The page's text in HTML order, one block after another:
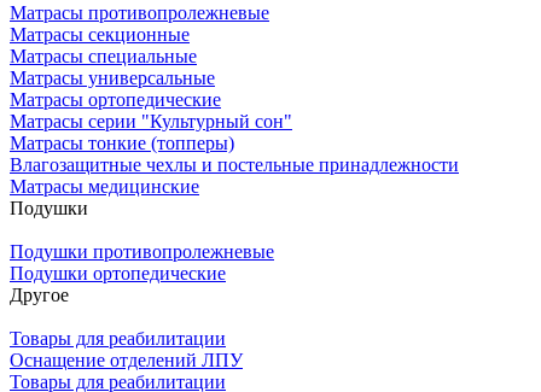
Матрасы противопролежневые
Матрасы секционные
Матрасы специальные
Матрасы универсальные
Матрасы ортопедические
Матрасы серии "Культурный сон"
Матрасы тонкие (топперы)
Влагозащитные чехлы и постельные принадлежности
Матрасы медицинские
Подушки
Подушки противопролежневые
Подушки ортопедические
Другое
Товары для реабилитации
Оснащение отделений ЛПУ
Товары для реабилитации